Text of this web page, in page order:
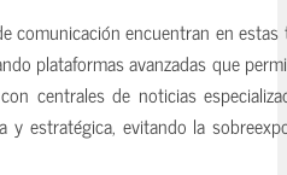
comunicación encuentran en
plataformas avanzadas que
centrales de noticias
y estratégica, evitando la